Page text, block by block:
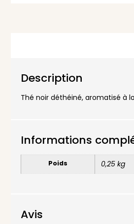
Description
Thé noir déthéiné, aromatisé à
Informations
Poids 0,25 kg
Avis